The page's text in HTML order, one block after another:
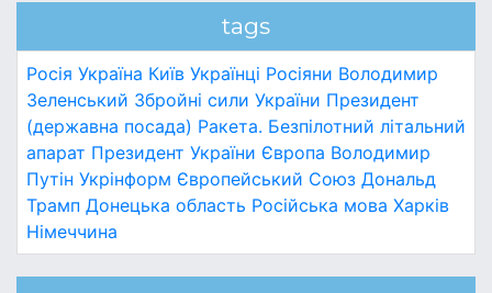
tags
Росія Україна Київ Українці Росіяни Володимир
Зеленський Збройні сили України Президент
(державна посада) Ракета. Безпілотний літальний
апарат Президент України Європа Володимир
Путін Укрінформ Європейський Союз Дональд
Трамп Донецька область Російська мова Харків
Німеччина